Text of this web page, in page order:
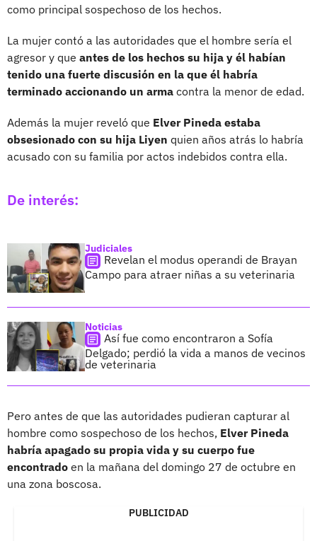
como principal sospechoso de los hechos.
La mujer contó a las autoridades que el hombre sería el
agresor y que antes de los hechos su hija y él habían
tenido una fuerte discusión en la que él habría
terminado accionando un arma contra la menor de edad.
Además la mujer reveló que Elver Pineda estaba
obsesionado con su hija Liyen quien años atrás lo habría
acusado con su familia por actos indebidos contra ella.
De interés:
Judiciales
Revelan el modus operandi de Brayan
Campo para atraer niñas a su veterinaria
Noticias
Así fue como encontraron a Sofía
Delgado; perdió la vida a manos de vecinos
de veterinaria
Pero antes de que las autoridades pudieran capturar al
hombre como sospechoso de los hechos, Elver Pineda
habría apagado su propia vida y su cuerpo fue
encontrado en la mañana del domingo 27 de octubre en
una zona boscosa.
PUBLICIDAD